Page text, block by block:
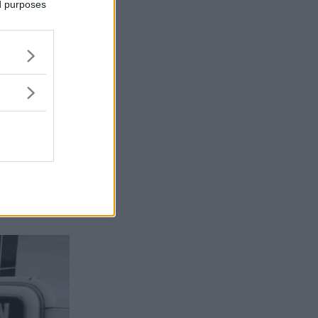
purposes
70
grann,
i Kassel-
en 250
var ett
i